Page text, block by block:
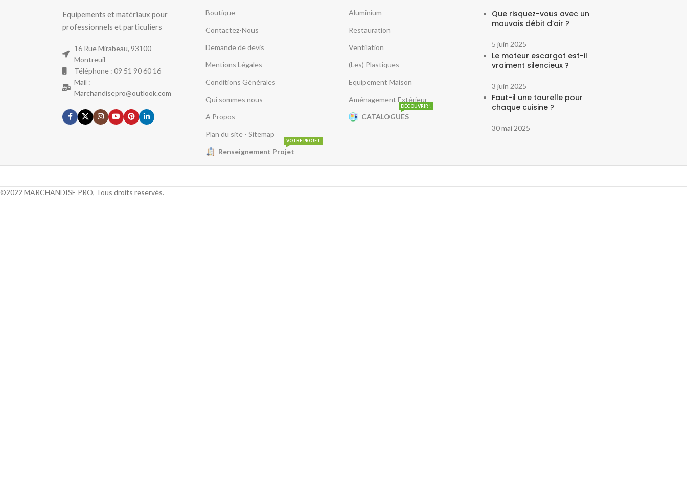
Equipements et matériaux pour
professionnels et particuliers
16 Rue Mirabeau, 93100
Montreuil
Téléphone : 09 51 90 60 16
Mail :
Marchandisepro@outlook.com
Boutique
Contactez-Nous
Demande de devis
Mentions Légales
Conditions Générales
Qui sommes nous
A Propos
Plan du site - Sitemap
Renseignement Projet
VOTRE PROJET
Aluminium
Restauration
Ventilation
(Les) Plastiques
Equipement Maison
Aménagement Extérieur
CATALOGUES
DÉCOUVRIR !
Que risquez-vous avec un
mauvais débit d’air ?
5 juin 2025
Le moteur escargot est-il
vraiment silencieux ?
3 juin 2025
Faut-il une tourelle pour
chaque cuisine ?
30 mai 2025
©2022 MARCHANDISE PRO, Tous droits reservés.